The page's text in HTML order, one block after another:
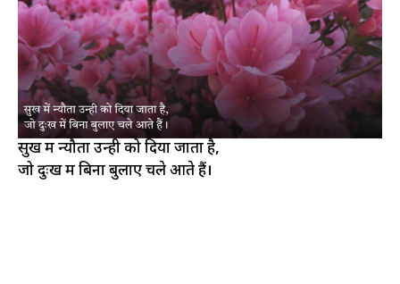
सुख में न्यौता उन्ही को दिया जाता है,
जो दुःख में बिना बुलाए चले आते हैं।